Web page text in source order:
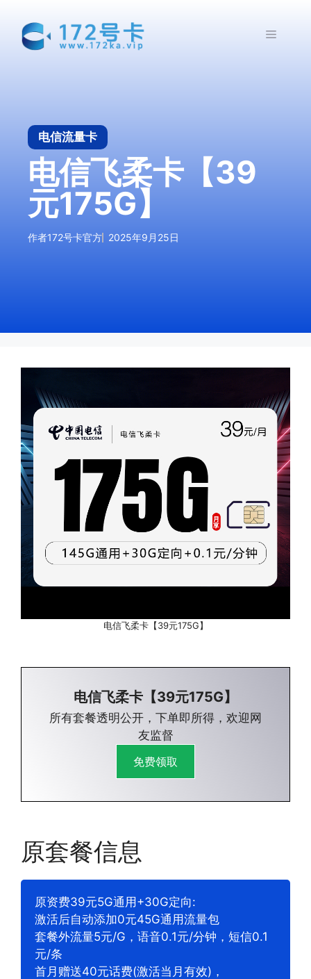
菜
电信流量卡
电信飞柔卡【39
元175G】
作者172号卡官方 2025年9月25日
电信飞柔卡【39元175G】
电信飞柔卡【39元175G】
所有套餐透明公开，下单即所得，欢迎网
友监督
免费领取
原套餐信息
原资费39元5G通用+30G定向:
激活后自动添加0元45G通用流量包
套餐外流量5元/G，语音0.1元/分钟，短信0.1
元/条
首月赠送40元话费(激活当月有效)，